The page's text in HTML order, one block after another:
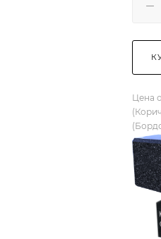
Цена